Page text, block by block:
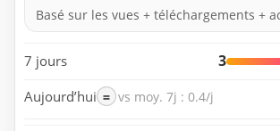
Basé sur les vues + téléchargements +
7 jours 3
Aujourd’hui = vs moy. 7j : 0.4/j